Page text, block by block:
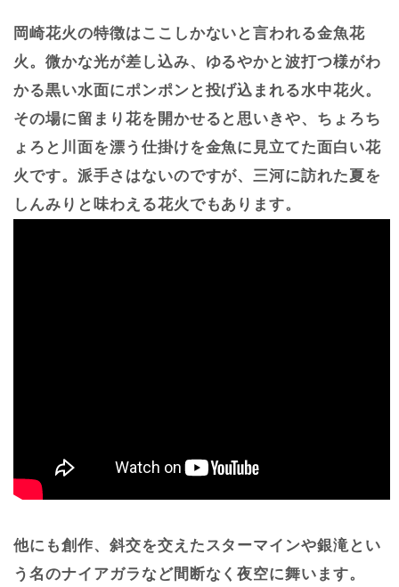
岡崎花火の特徴はここしかないと言われる金魚花
火。微かな光が差し込み、ゆるやかと波打つ様がわ
かる黒い水面にポンポンと投げ込まれる水中花火。
その場に留まり花を開かせると思いきや、ちょろち
ょろと川面を漂う仕掛けを金魚に見立てた面白い花
火です。派手さはないのですが、三河に訪れた夏を
しんみりと味わえる花火でもあります。
他にも創作、斜交を交えたスターマインや銀滝とい
う名のナイアガラなど間断なく夜空に舞います。